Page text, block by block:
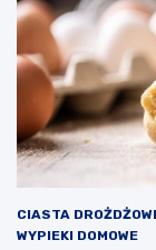
CIASTA
WYPIEKI DOMOWE